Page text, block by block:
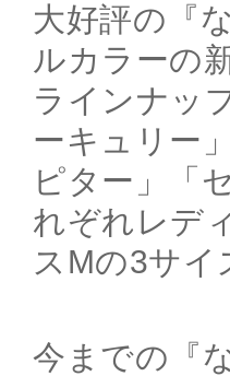
大好評の『
ルカラーの
ラインナッ
ーキュリー
ピター」「
れぞれレデ
スMの3サイ
今までの『